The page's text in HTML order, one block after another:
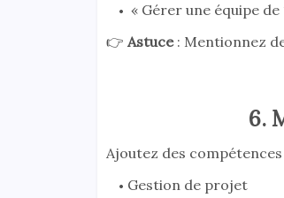
« Gérer une équipe
👉 Astuce : Mentionnez
6.
Ajoutez des
Gestion de projet